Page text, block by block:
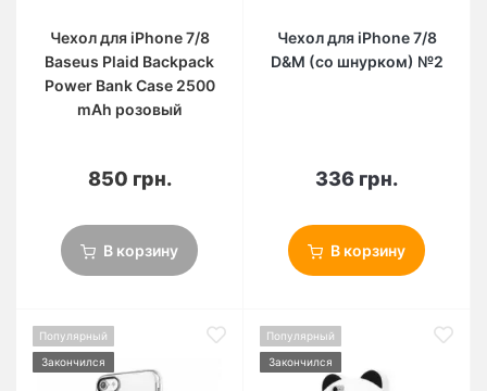
Чехол для iPhone 7/8
Baseus Plaid Backpack
Power Bank Case 2500
mAh розовый
850 грн.
В корзину
Чехол для iPhone 7/8
D&M (со шнурком) №2
336 грн.
В корзину
Популярный
Закончился
Популярный
Закончился